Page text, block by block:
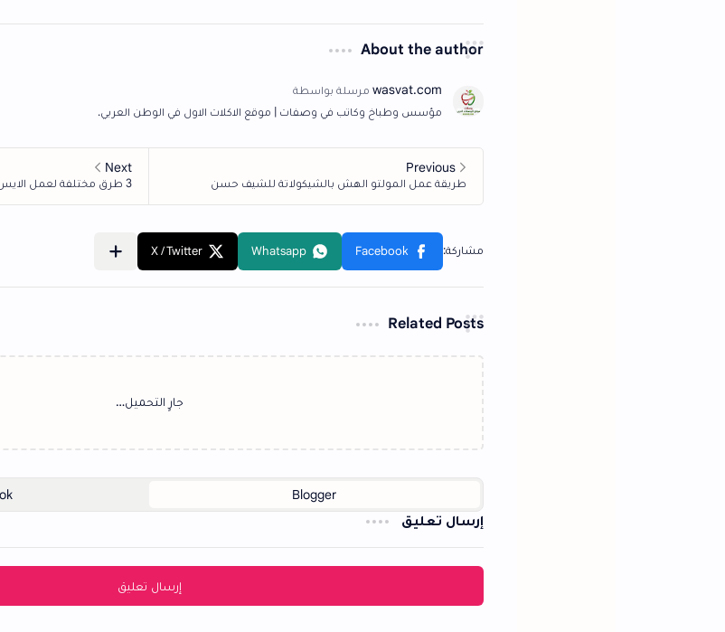
About the author
مؤسس وطباخ وكاتب في وصفات | موقع الاكلات الاول في الوطن العربي.